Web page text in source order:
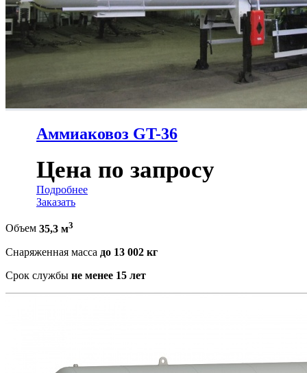
Аммиаковоз GT-36
Цена по запросу
Подробнее
Заказать
Объем 35,3 м3
Снаряженная масса до 13 002 кг
Срок службы не менее 15 лет